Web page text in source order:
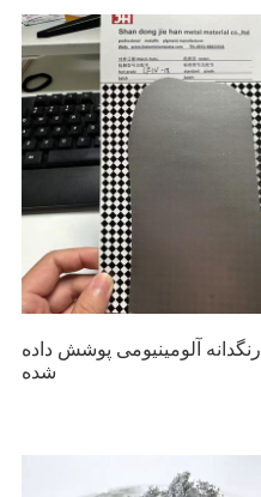
رنگدانه آلومینیومی پوشش داده
شده